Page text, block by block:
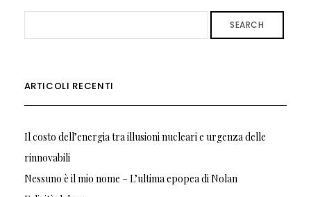
SEARCH
ARTICOLI RECENTI
Il costo dell’energia tra illusioni nucleari e urgenza delle
rinnovabili
Nessuno è il mio nome – L’ultima epopea di Nolan